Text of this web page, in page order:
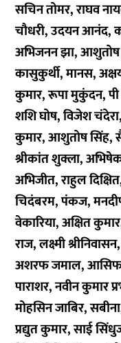
सचिन तोमर, राघव
चौधरी, उदयन आनंद,
अभिजनन झा, आशुतोष
कासुकुर्थी, मानस,
कुमार, रूपा मुकुंदन,
शशि घोष, विजेश
कुमार, आशुतोष सिंह,
श्रीकांत शुक्ला, अभिषेक
अभिजीत, राहुल
चिदंबरम, पंकज,
वेकारिया, अक्षित
राज, लक्ष्मी
अशरफ जमाल, आसिफ
पाराशर, नवीन
मोहसिन जाबिर,
प्रद्युत कुमार, साई